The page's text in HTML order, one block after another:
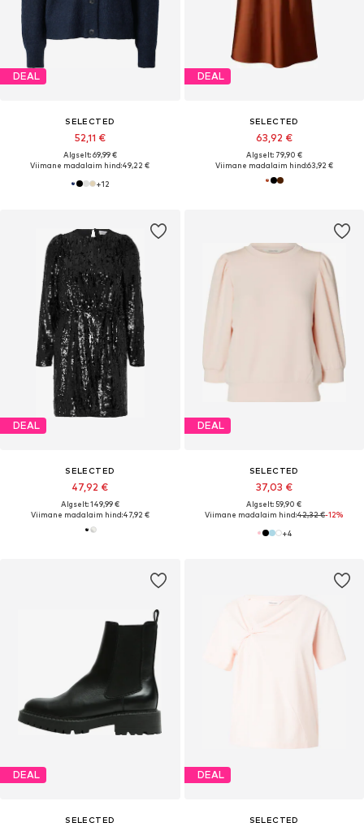
DEAL
SELECTED
52,11 €
Algselt: 69,99 €
Viimane madalaim hind:49,22 €
+12
DEAL
SELECTED
63,92 €
Algselt: 79,90 €
Viimane madalaim hind:63,92 €
DEAL
SELECTED
47,92 €
Algselt: 149,99 €
Viimane madalaim hind:47,92 €
DEAL
SELECTED
37,03 €
Algselt: 59,90 €
Viimane madalaim hind:42,32 €-12%
+4
DEAL
SELECTED
DEAL
SELECTED